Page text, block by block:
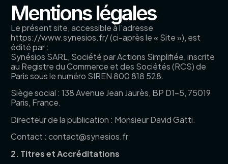
Mentions légales
Le présent site, accessible à l’adresse
https://www.synesios.fr/ (ci-après le « Site »), est
édité par :
Synésios SARL, Société par Actions Simplifiée, inscrite
au Registre du Commerce et des Sociétés (RCS) de
Paris sous le numéro SIREN 800 818 528.
Siège social : 138 Avenue Jean Jaurès, BP D1-5, 75019
Paris, France.
Directeur de la publication : Monsieur David Gatti.
Contact : contact@synesios.fr
2. Titres et Accréditations